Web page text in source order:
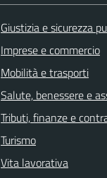
Giustizia e sicurezza
Imprese e commercio
Mobilità e trasporti
Salute, benessere e
Tributi, finanze e
Turismo
Vita lavorativa